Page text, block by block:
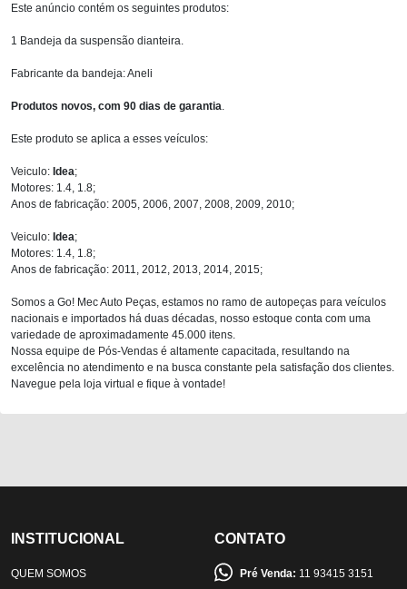
Este anúncio contém os seguintes produtos:
1 Bandeja da suspensão dianteira.
Fabricante da bandeja: Aneli
Produtos novos, com 90 dias de garantia
Este produto se aplica a esses veículos:
Veiculo: Idea;
Motores: 1.4, 1.8;
Anos de fabricação: 2005, 2006, 2007, 2008, 2009, 2010;
Veiculo: Idea;
Motores: 1.4, 1.8;
Anos de fabricação: 2011, 2012, 2013, 2014, 2015;
Somos a Go! Mec Auto Peças, estamos no ramo de autopeças para veículos
nacionais e importados há duas décadas, nosso estoque conta com uma
variedade de aproximadamente 45.000 itens.
Nossa equipe de Pós-Vendas é altamente capacitada, resultando na
excelência no atendimento e na busca constante pela satisfação dos clientes.
Navegue pela loja virtual e fique à vontade!
INSTITUCIONAL
QUEM SOMOS
CONTATO
Pré Venda: 11 93415 3151